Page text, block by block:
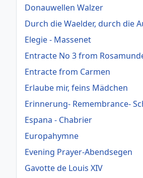
Donauwellen Walzer
Durch die Waelder, durch die
Elegie - Massenet
Entracte No 3 from
Entracte from Carmen
Erlaube mir, feins Mädchen
Erinnerung- Remembrance-
Espana - Chabrier
Europahymne
Evening Prayer-Abendsegen
Gavotte de Louis XIV